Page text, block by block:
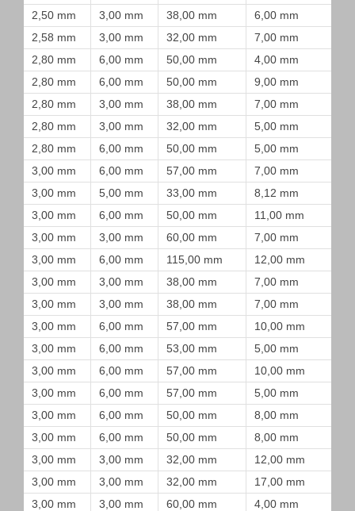
2,50 mm
3,00 mm 38,00 mm
6,00 mm
2,58 mm
3,00 mm 32,00 mm
7,00 mm
2,80 mm
6,00 mm 50,00 mm
4,00 mm
2,80 mm
6,00 mm 50,00 mm
9,00 mm
2,80 mm
3,00 mm 38,00 mm
7,00 mm
2,80 mm
3,00 mm 32,00 mm
5,00 mm
2,80 mm
6,00 mm 50,00 mm
5,00 mm
3,00 mm
6,00 mm 57,00 mm
7,00 mm
3,00 mm
5,00 mm 33,00 mm
8,12 mm
3,00 mm
6,00 mm 50,00 mm
11,00 mm
3,00 mm
3,00 mm 60,00 mm
7,00 mm
3,00 mm
6,00 mm 115,00 mm
12,00 mm
3,00 mm
3,00 mm 38,00 mm
7,00 mm
3,00 mm
3,00 mm 38,00 mm
7,00 mm
3,00 mm
6,00 mm 57,00 mm
10,00 mm
3,00 mm
6,00 mm 53,00 mm
5,00 mm
3,00 mm
6,00 mm 57,00 mm
10,00 mm
3,00 mm
6,00 mm 57,00 mm
5,00 mm
3,00 mm
6,00 mm 50,00 mm
8,00 mm
3,00 mm
6,00 mm 50,00 mm
8,00 mm
3,00 mm
3,00 mm 32,00 mm
12,00 mm
3,00 mm
3,00 mm 32,00 mm
17,00 mm
3,00 mm
3,00 mm 60,00 mm
4,00 mm